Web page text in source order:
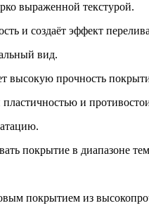
выраженной текстурой.
и создаёт эффект
вид.
прочность
и
покрытие в диапазоне
покрытием из